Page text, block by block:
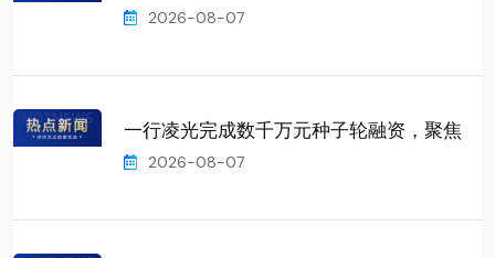
2026-08-07
一行凌光完成数千万元种子轮融资，聚焦
2026-08-07